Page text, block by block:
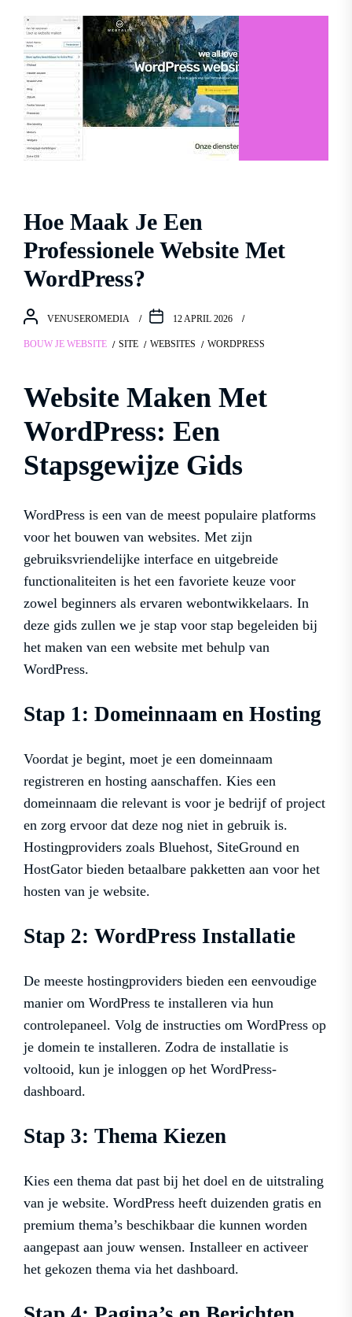
Hoe Maak Je Een
Professionele Website Met
WordPress?
VENUSEROMEDIA 12 APRIL 2026
BOUW JE WEBSITE SITE WEBSITES WORDPRESS
Website Maken Met
WordPress: Een
Stapsgewijze Gids
WordPress is een van de meest populaire platforms
voor het bouwen van websites. Met zijn
gebruiksvriendelijke interface en uitgebreide
functionaliteiten is het een favoriete keuze voor
zowel beginners als ervaren webontwikkelaars. In
deze gids zullen we je stap voor stap begeleiden bij
het maken van een website met behulp van
WordPress.
Stap 1: Domeinnaam en Hosting
Voordat je begint, moet je een domeinnaam
registreren en hosting aanschaffen. Kies een
domeinnaam die relevant is voor je bedrijf of project
en zorg ervoor dat deze nog niet in gebruik is.
Hostingproviders zoals Bluehost, SiteGround en
HostGator bieden betaalbare pakketten aan voor het
hosten van je website.
Stap 2: WordPress Installatie
De meeste hostingproviders bieden een eenvoudige
manier om WordPress te installeren via hun
controlepaneel. Volg de instructies om WordPress op
je domein te installeren. Zodra de installatie is
voltooid, kun je inloggen op het WordPress-
dashboard.
Stap 3: Thema Kiezen
Kies een thema dat past bij het doel en de uitstraling
van je website. WordPress heeft duizenden gratis en
premium thema’s beschikbaar die kunnen worden
aangepast aan jouw wensen. Installeer en activeer
het gekozen thema via het dashboard.